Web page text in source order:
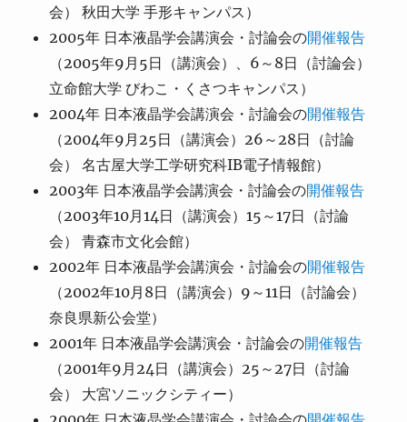
会） 秋田大学 手形キャンパス）
2005年 日本液晶学会講演会・討論会の開催報告
（2005年9月5日（講演会）、6～8日（討論会）
立命館大学 びわこ・くさつキャンパス）
2004年 日本液晶学会講演会・討論会の開催報告
（2004年9月25日（講演会）26～28日（討論
会） 名古屋大学工学研究科IB電子情報館）
2003年 日本液晶学会講演会・討論会の開催報告
（2003年10月14日（講演会）15～17日（討論
会） 青森市文化会館）
2002年 日本液晶学会講演会・討論会の開催報告
（2002年10月8日（講演会）9～11日（討論会）
奈良県新公会堂）
2001年 日本液晶学会講演会・討論会の開催報告
（2001年9月24日（講演会）25～27日（討論
会） 大宮ソニックシティー）